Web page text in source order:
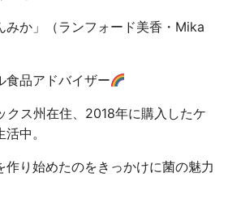
みか」（ランフォード美香・Mika
食品アドバイザー
クス州在住、2018年に購入したケ
中。
作り始めたのをきっかけに菌の魅力